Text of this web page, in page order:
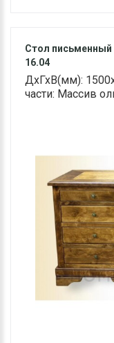
Стол
16.04
ДхГхВ(мм):
части: Массив